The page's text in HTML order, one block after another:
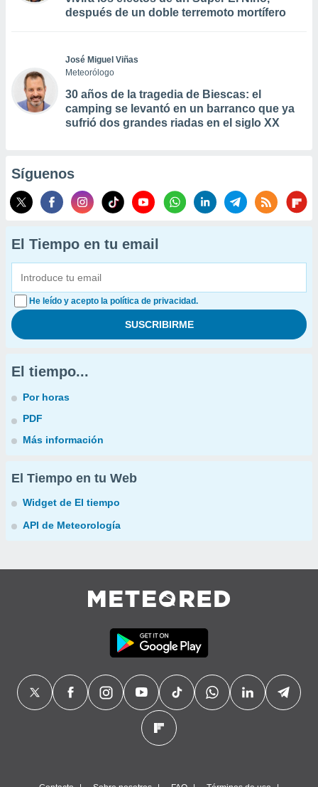
después de un doble terremoto mortífero
José Miguel Viñas
Meteorólogo
30 años de la tragedia de Biescas: el
camping se levantó en un barranco que ya
sufrió dos grandes riadas en el siglo XX
Síguenos
El Tiempo en tu email
He leído y acepto la política de privacidad.
El tiempo...
Por horas
PDF
Más información
El Tiempo en tu Web
Widget de El tiempo
API de Meteorología